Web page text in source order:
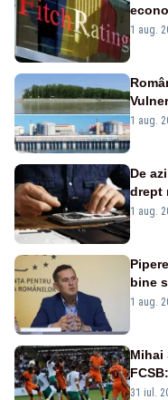
1 aug.
în
1 aug.
De
drept
un
1 aug.
bine
1 aug.
Mihai
190
31 iul.